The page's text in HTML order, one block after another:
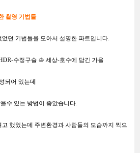
촬영 기법들
던 기법들을 모아서 설명한 파트입니다.
수정구슬 속 세상-호수에 담긴 가을
되어 있는데
수 있는 방법이 좋았습니다.
했었는데 주변환경과 사람들의 모습까지 찍으